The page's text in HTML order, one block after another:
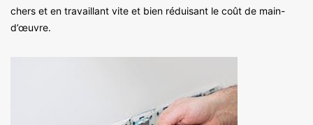
chers et en travaillant vite et bien réduisant le coût de main-
d’œuvre.